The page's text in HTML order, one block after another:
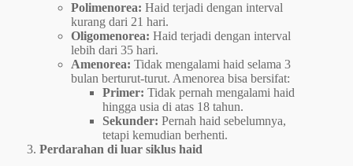
Polimenorea: Haid terjadi dengan interval
kurang dari 21 hari.
Oligomenorea: Haid terjadi dengan interval
lebih dari 35 hari.
Amenorea: Tidak mengalami haid selama 3
bulan berturut-turut. Amenorea bisa bersifat:
Primer: Tidak pernah mengalami haid
hingga usia di atas 18 tahun.
Sekunder: Pernah haid sebelumnya,
tetapi kemudian berhenti.
Perdarahan di luar siklus haid